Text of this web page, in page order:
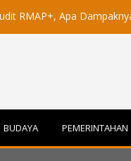
Apa Dampaknya untuk
BUDAYA PEMERINTAHAN